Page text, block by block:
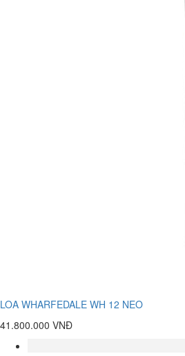
LOA WHARFEDALE WH 12 NEO
41.800.000 VNĐ